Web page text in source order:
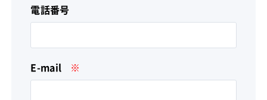
電話番号
E-mail ※